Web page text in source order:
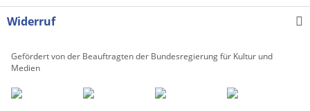
Widerruf
Gefördert von der Beauftragten der Bundesregierung für Kultur und
Medien